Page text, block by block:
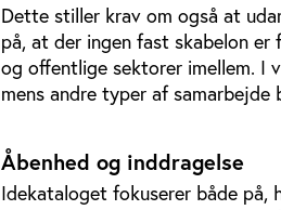
Dette stiller krav om også at
på, at der ingen fast skabelon er
og offentlige sektorer imellem. I
mens andre typer af
Åbenhed og inddragelse
Idekataloget fokuserer både